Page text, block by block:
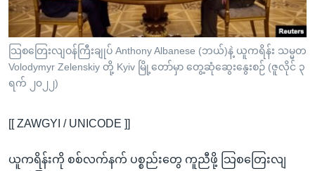
သို့
ကျော်
ကြည့်
ရန်
ရှာဖွေ
နေရာ
ကျော်
ဗွီအိုအေ လူမှုကွန်ယက်များ
ဘာသာစကားများ
သြစတြေးလျဝန်ကြီးချုပ် Anthony Albanese (ဘယ်)နဲ့ ယူကရိန်း သမ္မတ
Volodymyr Zelenskiy တို့ Kyiv မြို့တော်မှာ တွေ့ဆုံဆွေးနွေးစဉ် (ဇူလိုင် ၃
ရက် ၂၀၂၂)
[[ ZAWGYI / UNICODE ]]
ယူကရိန်းကို စစ်လက်နက် ပစ္စည်းတွေ ကူညီဖို့ သြစတြေးလျ